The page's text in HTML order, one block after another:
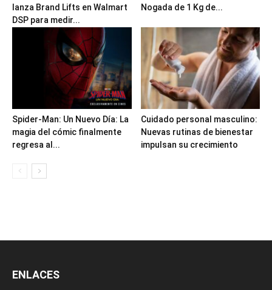
lanza Brand Lifts en Walmart
DSP para medir...
Nogada de 1 Kg de...
Spider-Man: Un Nuevo Día: La
magia del cómic finalmente
regresa al...
Cuidado personal masculino:
Nuevas rutinas de bienestar
impulsan su crecimiento
ENLACES